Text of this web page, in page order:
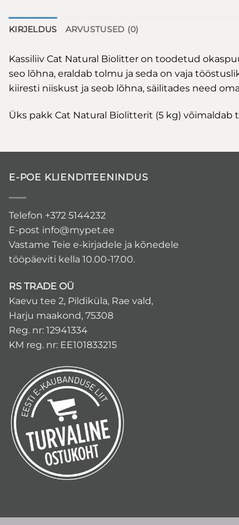
KIRJELDUS ARVUSTUSED (0)
Kassiliiv Cat Natural Biolitter on toodetud
seo lõhna, eraldab tolmu ja seda on vaja
kiiresti niiskust ja seob lõhna, säilitades need
Üks pakk Cat Natural Biolitterit (5 kg)
E-POE KLIENDITEENINDUS
Telefon +372 5144232
E-post info@mypet.ee
Vastame Teie e-kirjadele ja kõnedele
tööpäeviti kella 10.00-17.00.
RS TRADE OÜ
Kaevu tee 2, Pildiküla, Rae vald,
Harju maakond, 75308
Reg. nr: 12941334
KM reg. nr: EE101833215